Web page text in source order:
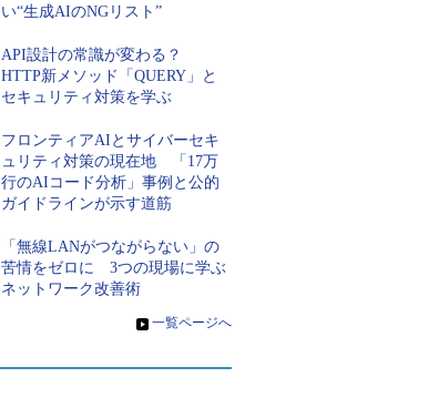
い“生成AIのNGリスト”
API設計の常識が変わる？
HTTP新メソッド「QUERY」と
セキュリティ対策を学ぶ
フロンティアAIとサイバーセキ
ュリティ対策の現在地 「17万
行のAIコード分析」事例と公的
ガイドラインが示す道筋
「無線LANがつながらない」の
苦情をゼロに 3つの現場に学ぶ
ネットワーク改善術
» 一覧ページへ